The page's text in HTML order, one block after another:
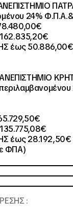
24%
έως
έως 28.192,50€
ΦΠΑ)
: